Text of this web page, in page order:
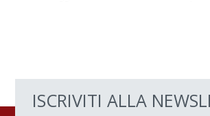
ISCRIVITI ALLA